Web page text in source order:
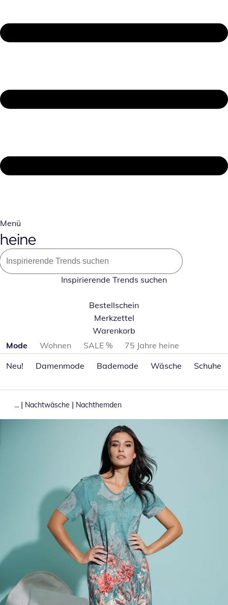
Menü
Inspirierende Trends suchen
Bestellschein
Merkzettel
Warenkorb
Produktkategorien überspringen
Mode Wohnen SALE %
75 Jahre heine
Neu!
Damenmode Bademode Wäsche Schuhe
... | Nachtwäsche | Nachthemden